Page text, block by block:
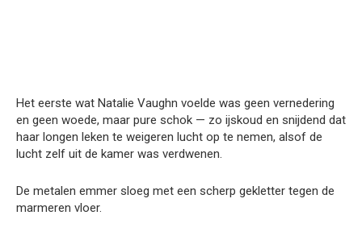
Het eerste wat Natalie Vaughn voelde was geen vernedering
en geen woede, maar pure schok — zo ijskoud en snijdend dat
haar longen leken te weigeren lucht op te nemen, alsof de
lucht zelf uit de kamer was verdwenen.
De metalen emmer sloeg met een scherp gekletter tegen de
marmeren vloer.